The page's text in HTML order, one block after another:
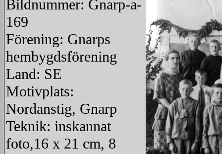
Bildnummer: Gnarp-a-
169
Förening: Gnarps
hembygdsförening
Land: SE
Motivplats:
Nordanstig, Gnarp
Teknik: inskannat
foto,16 x 21 cm, 8